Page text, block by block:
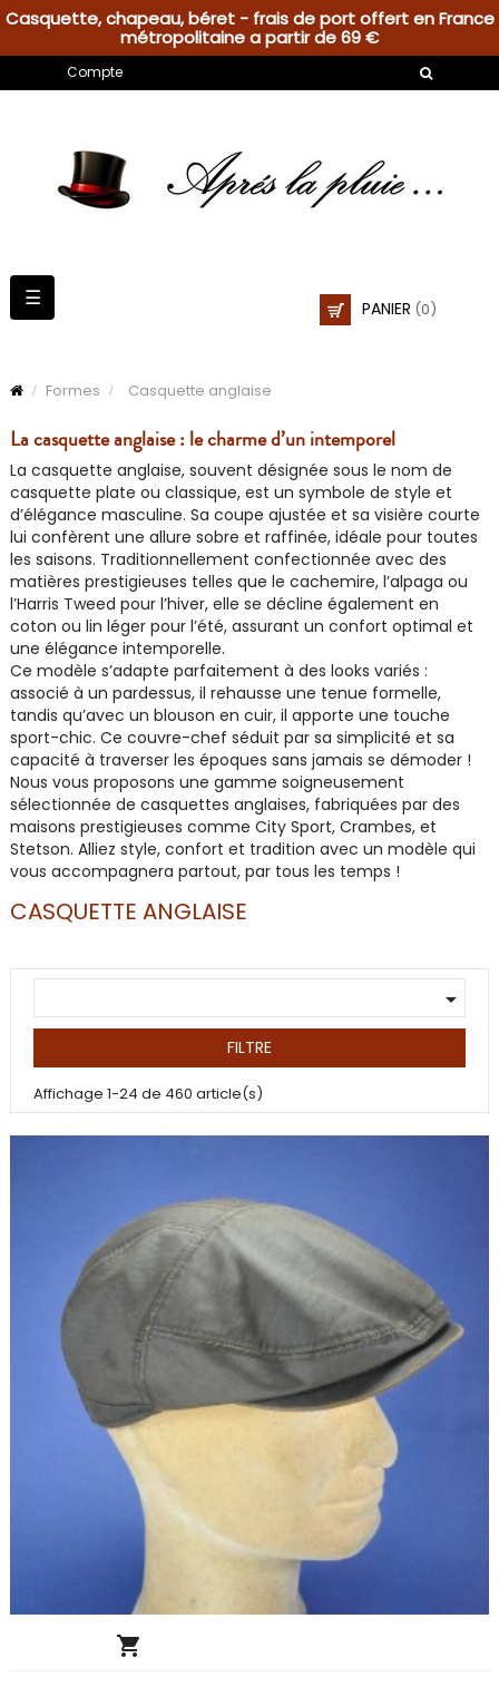
Casquette, chapeau, béret - frais de port offert en France
métropolitaine a partir de 69 €
Compte
PANIER (0)
Basculer
la
☰
Formes Casquette anglaise
La casquette anglaise : le charme d’un intemporel
La casquette anglaise, souvent désignée sous le nom de
casquette plate ou classique, est un symbole de style et
d’élégance masculine. Sa coupe ajustée et sa visière courte
lui confèrent une allure sobre et raffinée, idéale pour toutes
les saisons. Traditionnellement confectionnée avec des
matières prestigieuses telles que le cachemire, l’alpaga ou
l’Harris Tweed pour l’hiver, elle se décline également en
coton ou lin léger pour l’été, assurant un confort optimal et
une élégance intemporelle.
Ce modèle s’adapte parfaitement à des looks variés :
associé à un pardessus, il rehausse une tenue formelle,
tandis qu’avec un blouson en cuir, il apporte une touche
sport-chic. Ce couvre-chef séduit par sa simplicité et sa
capacité à traverser les époques sans jamais se démoder !
Nous vous proposons une gamme soigneusement
sélectionnée de casquettes anglaises, fabriquées par des
maisons prestigieuses comme City Sport, Crambes, et
Stetson. Alliez style, confort et tradition avec un modèle qui
vous accompagnera partout, par tous les temps !
CASQUETTE ANGLAISE

FILTRE
Affichage 1-24 de 460 article(s)
